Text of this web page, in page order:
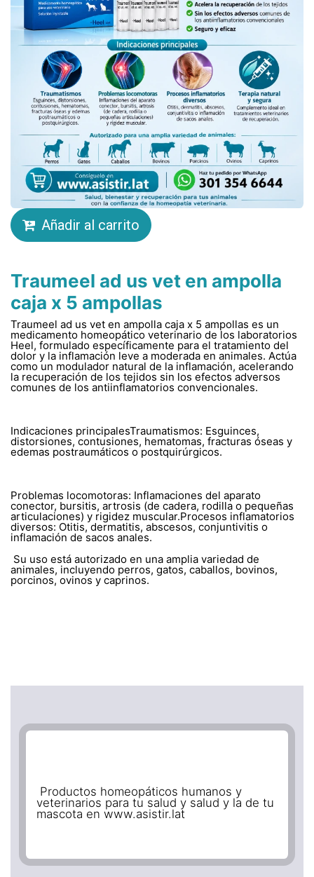
Añadir al carrito
Traumeel ad us vet en ampolla
caja x 5 ampollas
Traumeel ad us vet en ampolla caja x 5 ampollas es un
medicamento homeopático veterinario de los laboratorios
Heel, formulado específicamente para el tratamiento del
dolor y la inflamación leve a moderada en animales. Actúa
como un modulador natural de la inflamación, acelerando
la recuperación de los tejidos sin los efectos adversos
comunes de los antiinflamatorios convencionales.
Indicaciones principalesTraumatismos: Esguinces,
distorsiones, contusiones, hematomas, fracturas óseas y
edemas postraumáticos o postquirúrgicos.
Problemas locomotoras: Inflamaciones del aparato
conector, bursitis, artrosis (de cadera, rodilla o pequeñas
articulaciones) y rigidez muscular.Procesos inflamatorios
diversos: Otitis, dermatitis, abscesos, conjuntivitis o
inflamación de sacos anales.
Su uso está autorizado en una amplia variedad de
animales, incluyendo perros, gatos, caballos, bovinos,
porcinos, ovinos y caprinos.
Productos homeopáticos humanos y
veterinarios para tu salud y salud y la de tu
mascota en www.asistir.lat